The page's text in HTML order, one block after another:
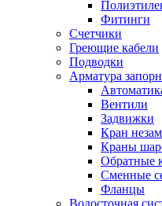
Фитинги
Счетчики
Греющие кабели
Подводки
Арматура
Вентили
Задвижки
Кран
Краны
Обратные
Сменные
Фланцы
Водосточная